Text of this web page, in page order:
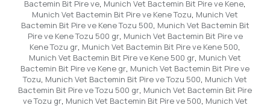
Bactemin Bit Pire ve, Munich Vet Bactemin Bit Pire ve Kene,
Munich Vet Bactemin Bit Pire ve Kene Tozu, Munich Vet
Bactemin Bit Pire ve Kene Tozu 500, Munich Vet Bactemin Bit
Pire ve Kene Tozu 500 gr, Munich Vet Bactemin Bit Pire ve
Kene Tozu gr, Munich Vet Bactemin Bit Pire ve Kene 500,
Munich Vet Bactemin Bit Pire ve Kene 500 gr, Munich Vet
Bactemin Bit Pire ve Kene gr, Munich Vet Bactemin Bit Pire ve
Tozu, Munich Vet Bactemin Bit Pire ve Tozu 500, Munich Vet
Bactemin Bit Pire ve Tozu 500 gr, Munich Vet Bactemin Bit Pire
ve Tozu gr, Munich Vet Bactemin Bit Pire ve 500, Munich Vet